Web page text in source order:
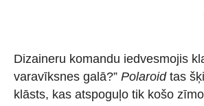
Dizaineru komandu iedvesmojis
varavīksnes galā?” Polaroidtas
klāsts, kas atspoguļo tik košo